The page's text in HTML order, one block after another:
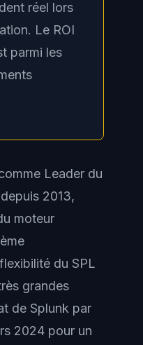
réel lors
Le ROI
parmi les
Leader du
2013,
moteur
du SPL
grandes
de Splunk par
2024 pour un